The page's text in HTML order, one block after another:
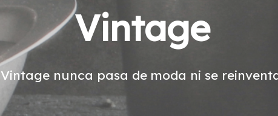
Vintage
Vintage nunca pasa de moda ni se